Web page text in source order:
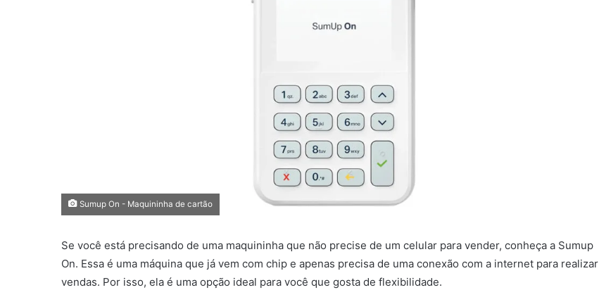
Sumup On - Maquininha de cartão
Se você está precisando de uma maquininha que não precise de um celular para vender, conheça a Sumup
On. Essa é uma máquina que já vem com chip e apenas precisa de uma conexão com a internet para realizar
vendas. Por isso, ela é uma opção ideal para você que gosta de flexibilidade.